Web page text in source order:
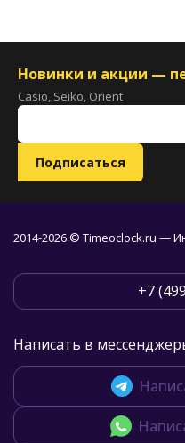
Новинки и акции —
Casio, Seiko, Orient
2014-2026 © Timeoclock.ru —
+7
Написать в